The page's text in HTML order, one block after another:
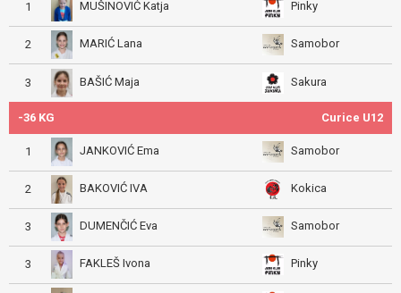
1 MUŠINOVIĆ Katja Pinky
2 MARIĆ Lana Samobor
3 BAŠIĆ Maja Sakura
-36 KG Curice U12
1 JANKOVIĆ Ema Samobor
2 BAKOVIĆ IVA Kokica
3 DUMENČIĆ Eva Samobor
3 FAKLEŠ Ivona Pinky